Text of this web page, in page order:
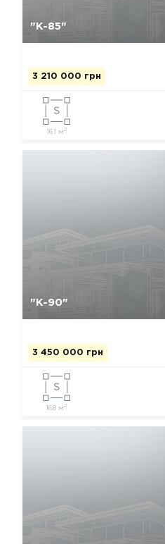
"К-85"
3 210 000 грн
161 м2
"К-90"
3 450 000 грн
168 м2